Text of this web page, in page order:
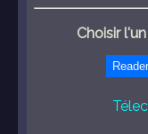
Choisir